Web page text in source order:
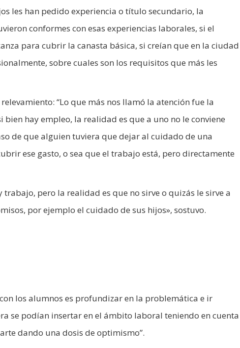
les han pedido experiencia o título secundario, la
conformes con esas experiencias laborales, si el
para cubrir la canasta básica, si creían que en la ciudad
sobre cuales son los requisitos que más les
“Lo que más nos llamó la atención fue la
hay empleo, la realidad es que a uno no le conviene
de que alguien tuviera que dejar al cuidado de una
ese gasto, o sea que el trabajo está, pero directamente
pero la realidad es que no sirve o quizás le sirve a
por ejemplo el cuidado de sus hijos», sostuvo.
los alumnos es profundizar en la problemática e ir
se podían insertar en el ámbito laboral teniendo en cuenta
dando una dosis de optimismo”.